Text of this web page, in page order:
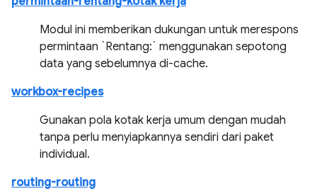
Modul ini memberikan dukungan untuk merespons
permintaan `Rentang:` menggunakan sepotong
data yang sebelumnya di-cache.
workbox-recipes
Gunakan pola kotak kerja umum dengan mudah
tanpa perlu menyiapkannya sendiri dari paket
individual.
routing-routing